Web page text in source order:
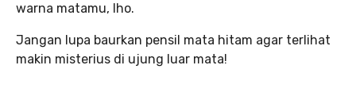
warna matamu, lho.
Jangan lupa baurkan pensil mata hitam agar terlihat
makin misterius di ujung luar mata!